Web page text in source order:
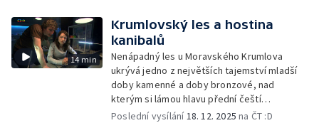
14 min
Krumlovský les a hostina
kanibalů
Nenápadný les u Moravského Krumlova
ukrývá jedno z největších tajemství mladší
doby kamenné a doby bronzové, nad
kterým si lámou hlavu přední čeští
archeologové
Poslední vysílání18. 12. 2025 na ČT :D